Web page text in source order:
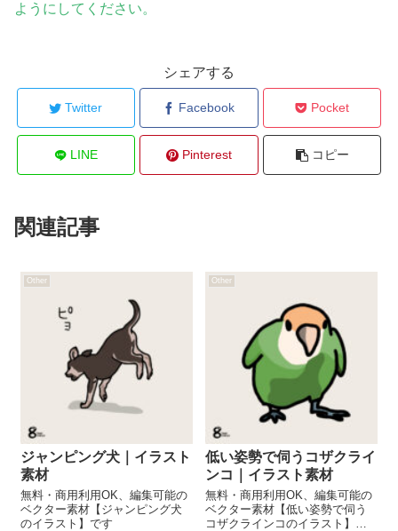
ようにしてください。
シェアする
Twitter Facebook Pocket
LINE Pinterest コピー
関連記事
Other
ジャンピング犬｜イラスト
素材
無料・商用利用OK、編集可能の
ベクター素材【ジャンピング犬
のイラスト】です
Other
低い姿勢で伺うコザクライ
ンコ｜イラスト素材
無料・商用利用OK、編集可能の
ベクター素材【低い姿勢で伺う
コザクラインコのイラスト】で